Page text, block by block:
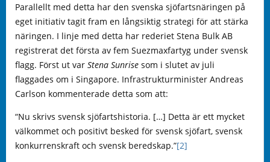
Parallellt med detta har den svenska sjöfartsnäringen på
eget initiativ tagit fram en långsiktig strategi för att stärka
näringen. I linje med detta har rederiet Stena Bulk AB
registrerat det första av fem Suezmaxfartyg under svensk
flagg. Först ut var Stena Sunrise som i slutet av juli
flaggades om i Singapore. Infrastrukturminister Andreas
Carlson kommenterade detta som att:
“Nu skrivs svensk sjöfartshistoria. […] Detta är ett mycket
välkommet och positivt besked för svensk sjöfart, svensk
konkurrenskraft och svensk beredskap.”[2]